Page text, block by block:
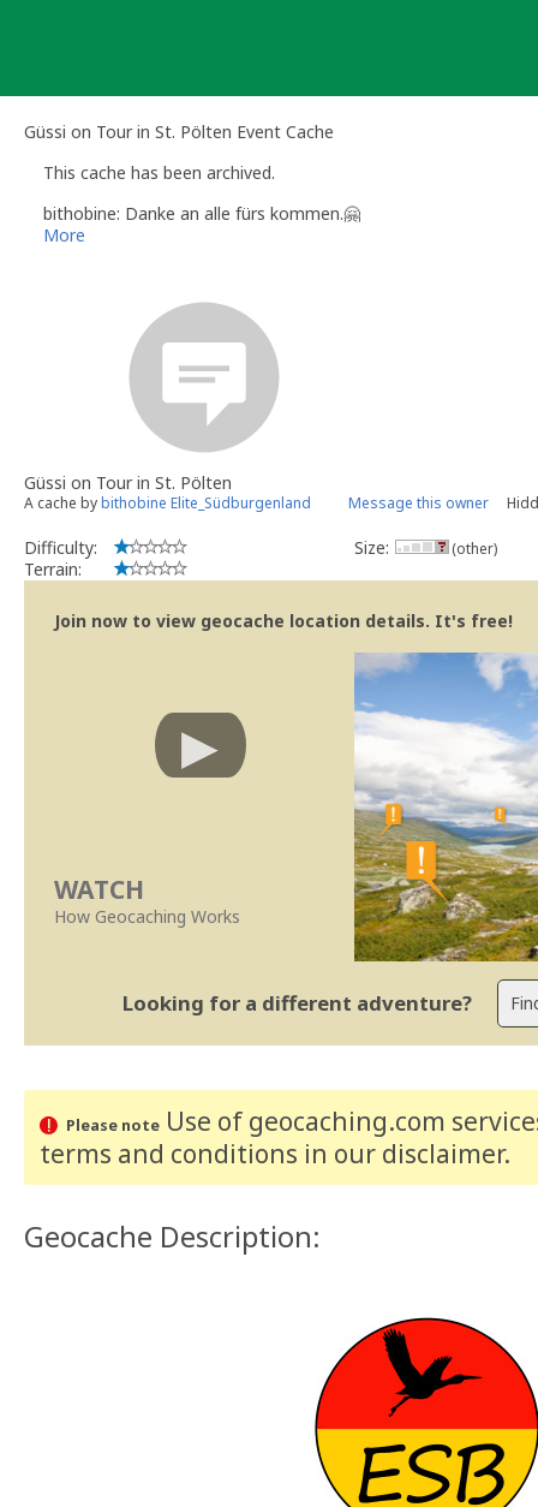
Güssi on Tour in St. Pölten Event Cache
This cache has been archived.
bithobine: Danke an alle fürs kommen.🤗
More
Güssi on Tour in St. Pölten
A cache bybithobine Elite_Südburgenland Message this owner
Difficulty:
Terrain:
Size: (other)
Join now to view geocache location details. It's free!
WATCH
How Geocaching Works
Looking for a different adventure?
Please noteUse of geocaching.com
terms and conditions in our disclaimer.
Geocache Description: